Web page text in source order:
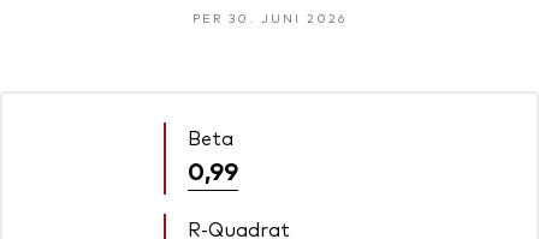
PER 30. JUNI 2026
Beta
0,99
R-Quadrat